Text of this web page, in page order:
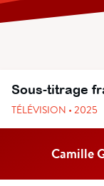
Sous-titrage
TÉLÉVISION • 2025
Camille